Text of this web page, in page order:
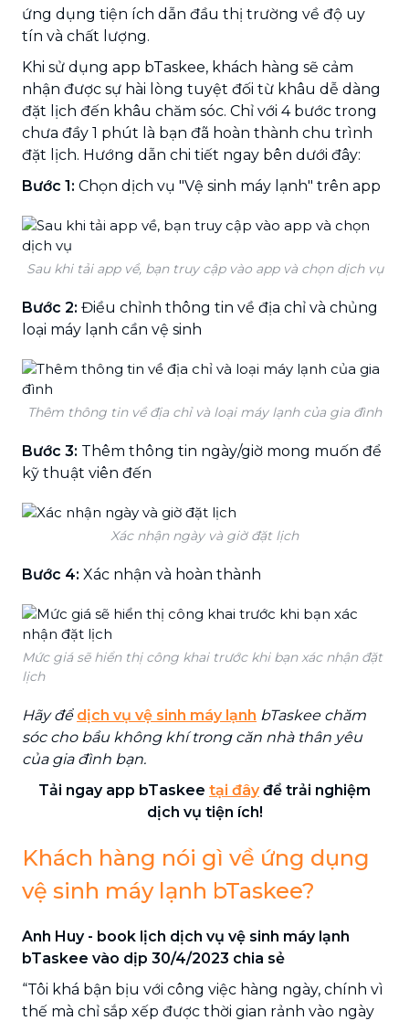
ứng dụng tiện ích dẫn đầu thị trường về độ uy
tín và chất lượng.
Khi sử dụng app bTaskee, khách hàng sẽ cảm
nhận được sự hài lòng tuyệt đối từ khâu dễ dàng
đặt lịch đến khâu chăm sóc. Chỉ với 4 bước trong
chưa đầy 1 phút là bạn đã hoàn thành chu trình
đặt lịch. Hướng dẫn chi tiết ngay bên dưới đây:
Bước 1: Chọn dịch vụ "Vệ sinh máy lạnh" trên app
Sau khi tải app về, bạn truy cập vào app và chọn dịch vụ
Bước 2: Điều chỉnh thông tin về địa chỉ và chủng
loại máy lạnh cần vệ sinh
Thêm thông tin về địa chỉ và loại máy lạnh của gia đình
Bước 3: Thêm thông tin ngày/giờ mong muốn để
kỹ thuật viên đến
Xác nhận ngày và giờ đặt lịch
Bước 4: Xác nhận và hoàn thành
Mức giá sẽ hiển thị công khai trước khi bạn xác nhận đặt
lịch
Hãy để dịch vụ vệ sinh máy lạnh bTaskee chăm
sóc cho bầu không khí trong căn nhà thân yêu
của gia đình bạn.
Tải ngay app bTaskee tại đâyđể trải nghiệm
dịch vụ tiện ích!
Khách hàng nói gì về ứng dụng
vệ sinh máy lạnh bTaskee?
Anh Huy - book lịch dịch vụ vệ sinh máy lạnh
bTaskee vào dịp 30/4/2023 chia sẻ
“Tôi khá bận bịu với công việc hàng ngày, chính vì
thế mà chỉ sắp xếp được thời gian rảnh vào ngày